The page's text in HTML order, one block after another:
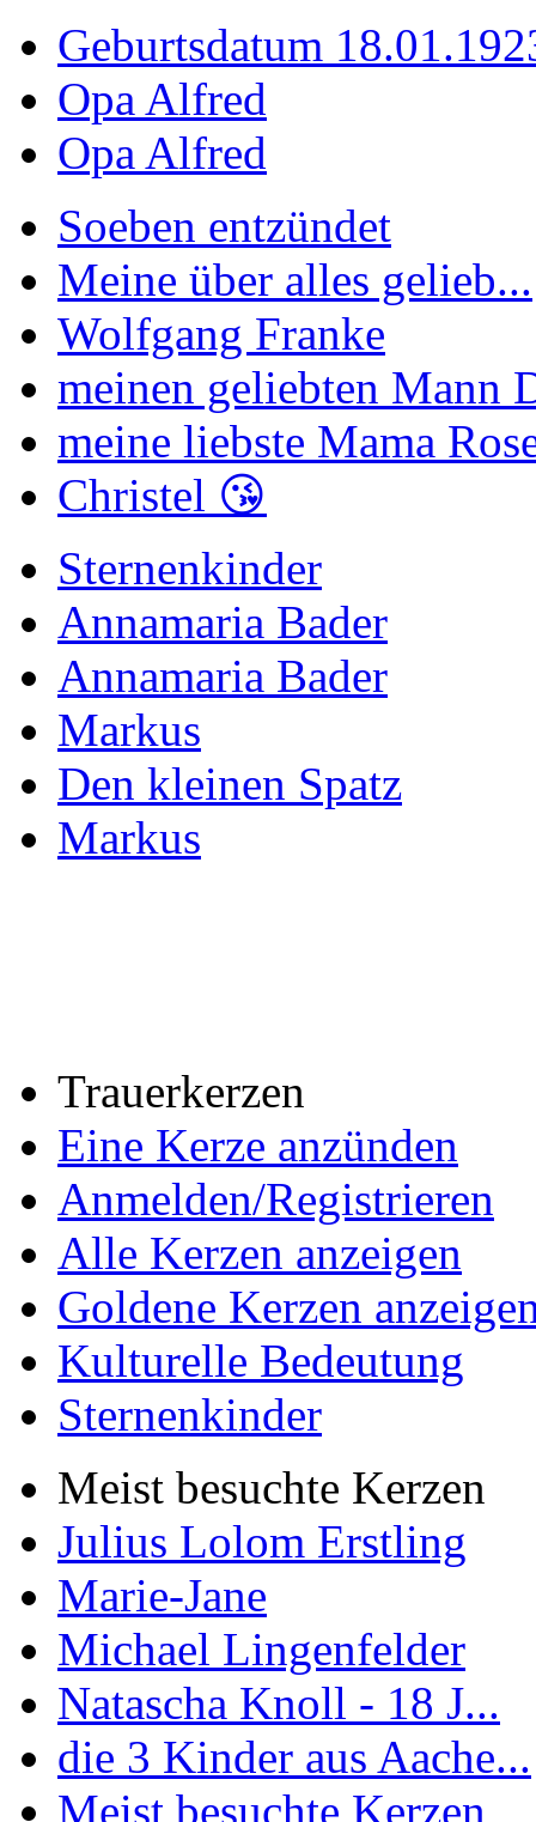
Geburtsdatum
Opa Alfred
Opa Alfred
Soeben entzündet
Meine über alles gelieb...
Wolfgang Franke
meinen geliebten Mann
meine liebste Mama
Christel 😘
Sternenkinder
Annamaria Bader
Annamaria Bader
Markus
Den kleinen Spatz
Markus
Trauerkerzen
Eine Kerze anzünden
Anmelden/Registrieren
Alle Kerzen anzeigen
Goldene Kerzen
Kulturelle Bedeutung
Sternenkinder
Meist besuchte Kerzen
Julius Lolom Erstling
Marie-Jane
Michael Lingenfelder
Natascha Knoll - 18 J...
die 3 Kinder aus Aache...
Meist besuchte Kerzen